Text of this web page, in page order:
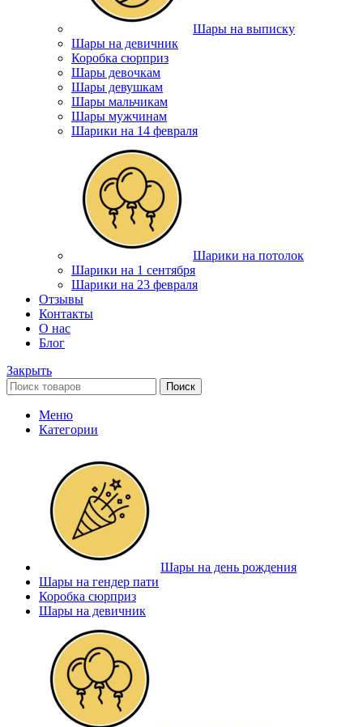
Шары на выписку
Шары на девичник
Коробка сюрприз
Шары девочкам
Шары девушкам
Шары мальчикам
Шары мужчинам
Шарики на 14 февраля
Шарики на потолок
Шарики на 1 сентября
Шарики на 23 февраля
Отзывы
Контакты
О нас
Блог
Закрыть
Поиск
Меню
Категории
Шары на день рождения
Шары на гендер пати
Коробка сюрприз
Шары на девичник